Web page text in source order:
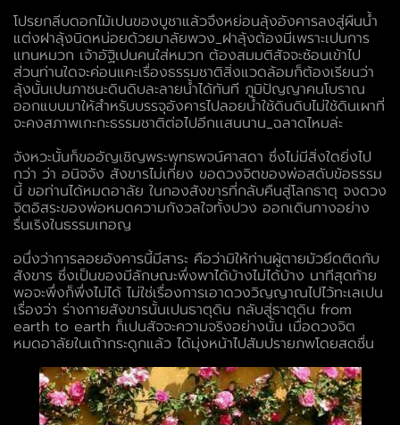
โปรยกลีบดอกไม้เปนของบูชาแล้วจึงหย่อนลุ้งอังคารลงสู่ผืนน้ำ
แต่งฝาลุ้งนิดหน่อยด้วยมาลัยพวง_ฝาลุ้งต้องมีเพราะเปนการ
แทนหมวก เจ้าอัฐิเปนคนใส่หมวก ต้องสมมติสัจจะซ้อนเข้าไป
ส่วนท่านใดจะค่อนแคะเรื่องธรรมชาติสิ่งแวดล้อมก็ต้องเรียนว่า
ลุ้งนั้นเปนภาชนะดินดิบละลายน้ำได้ทันที ภูมิปัญญาคนโบราณ
ออกแบบมาให้สำหรับบรรจุอังคารไปลอยน้ำใช้ดินดิบไม่ใช้ดินเผาที่
จะคงสภาพเกะกะธรรมชาติต่อไปอีกเเสนนาน_ฉลาดไหมล่ะ
จังหวะนั้นก็ขออัญเชิญพระพุทธพจน์ศาสดา ซึ่งไม่มีสิ่งใดยิ่งไป
กว่า ว่า อนิจจัง สังขารไม่เที่ยง ขอดวงจิตของพ่อสดับข้อธรรม
นี้ ขอท่านได้หมดอาลัย ในกองสังขารที่กลับคืนสู่โลกธาตุ จงดวง
จิตอิสระของพ่อหมดความกังวลใจทั้งปวง ออกเดินทางอย่าง
รื่นเริงในธรรมเทอญ
อนึ่งว่าการลอยอังคารนี้มีสาระ คือว่ามิให้ท่านผู้ตายมัวยึดติดกับ
สังขาร ซึ่งเป็นของมีลักษณะพึ่งพาได้บ้างไม่ได้บ้าง นาทีสุดท้าย
พอจะพึ่งก็พึ่งไม่ได้ ไม่ใช่เรื่องการเอาดวงวิญญาณไปไว้ทะเลเปน
เรื่องว่า ร่างกายสังขารนั้นเปนธาตุดิน กลับสู่ธาตุดิน from
earth to earth ก็เปนสัจจะความจริงอย่างนั้น เมื่อดวงจิต
หมดอาลัยในเถ้ากระดูกแล้ว ได้มุ่งหน้าไปสัมปรายภพโดยสดชื่น